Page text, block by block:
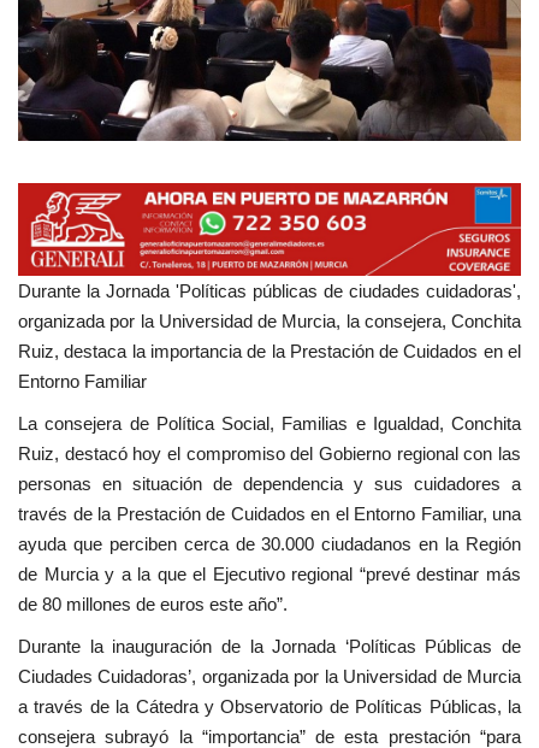
Vídeos
Galerías
Empresas
Durante la Jornada 'Políticas públicas de ciudades cuidadoras',
organizada por la Universidad de Murcia, la consejera, Conchita
Ruiz, destaca la importancia de la Prestación de Cuidados en el
Entorno Familiar
La consejera de Política Social, Familias e Igualdad, Conchita
Ruiz, destacó hoy el compromiso del Gobierno regional con las
personas en situación de dependencia y sus cuidadores a
través de la Prestación de Cuidados en el Entorno Familiar, una
ayuda que perciben cerca de 30.000 ciudadanos en la Región
de Murcia y a la que el Ejecutivo regional “prevé destinar más
de 80 millones de euros este año”.
Durante la inauguración de la Jornada ‘Políticas Públicas de
Ciudades Cuidadoras’, organizada por la Universidad de Murcia
a través de la Cátedra y Observatorio de Políticas Públicas, la
consejera subrayó la “importancia” de esta prestación “para